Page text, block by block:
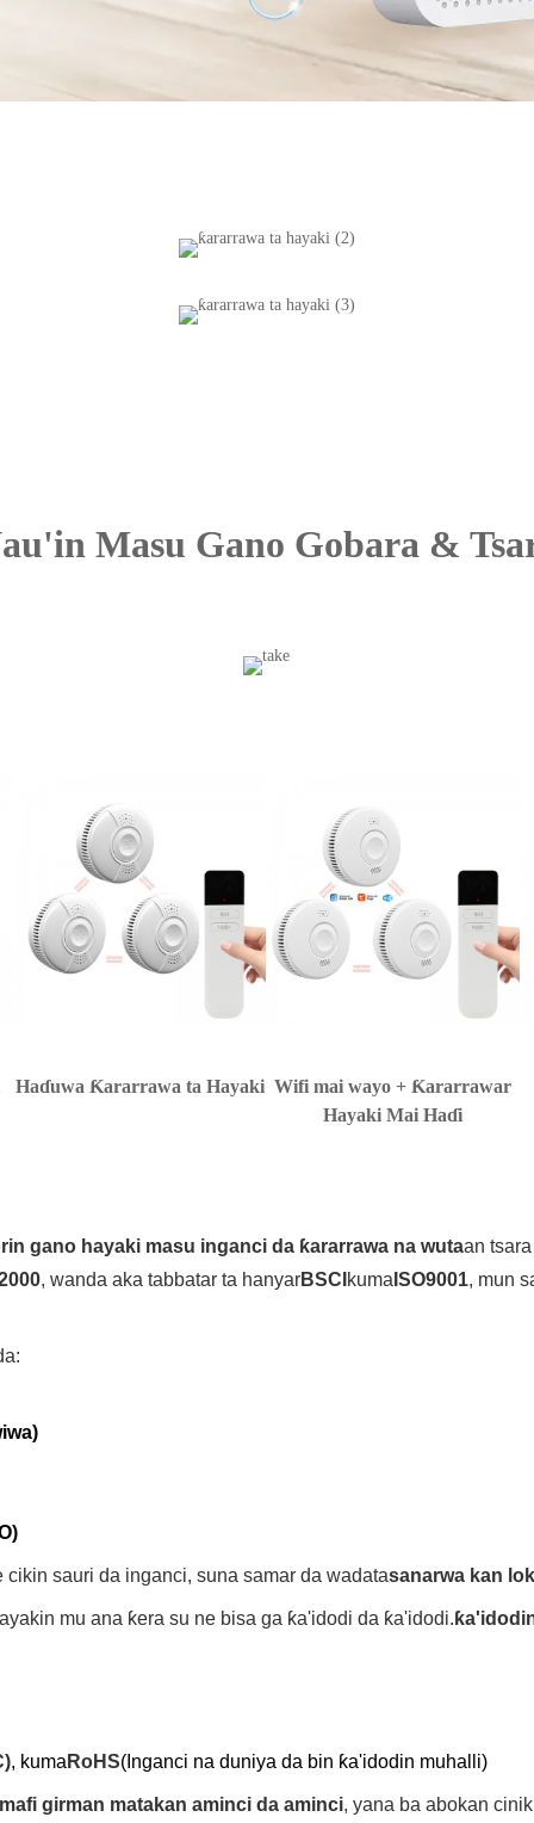
Masu Gano Gobara &
Haɗuwa Ƙararrawa ta Hayaki Wifi mai wayo + Ƙararrawar
Hayaki Mai Haɗi
gano hayaki masu inganci da ƙararrawa na wutaan
, wanda aka tabbatar ta hanyarBSCI kuma ISO9001, mun
sauri da inganci, suna samar da wadatasanarwa kan
mu ana ƙera su ne bisa ga ƙa'idodi da ƙa'idodi.
, kuma RoHS(Inganci na duniya da bin ƙa'idodin muhalli)
girman matakan aminci da aminci, yana ba abokan